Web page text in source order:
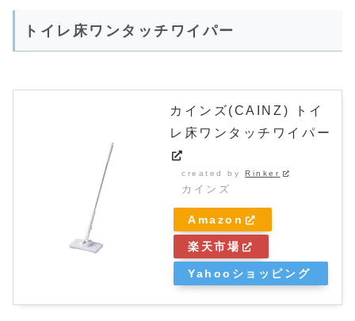
トイレ床ワンタッチワイパー
カインズ(CAINZ) トイ
レ床ワンタッチワイパー
created byRinker
カインズ
Amazon
楽天市場
Yahooショッピング